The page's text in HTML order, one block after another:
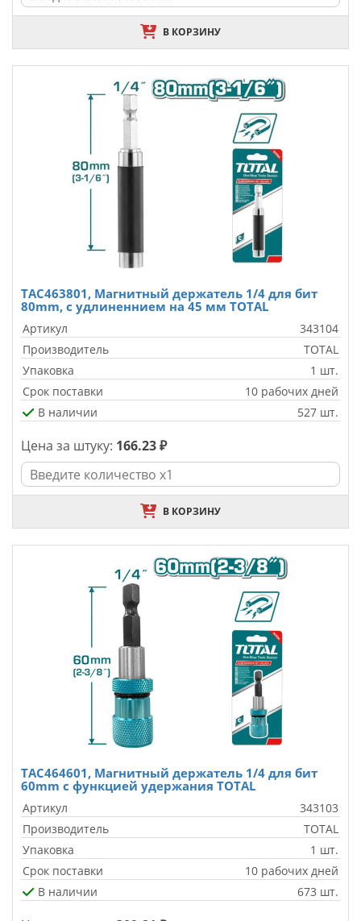
В КОРЗИНУ
TAC463801, Магнитный держатель 1/4 для бит
80mm, с удлиненнием на 45 мм TOTAL
Артикул
343104
Производитель
TOTAL
Упаковка
1 шт.
Срок поставки
10 рабочих дней
В наличии
527 шт.
Цена за штуку: 166.23 ₽
В КОРЗИНУ
TAC464601, Магнитный держатель 1/4 для бит
60mm с функцией удержания TOTAL
Артикул
343103
Производитель
TOTAL
Упаковка
1 шт.
Срок поставки
10 рабочих дней
В наличии
673 шт.